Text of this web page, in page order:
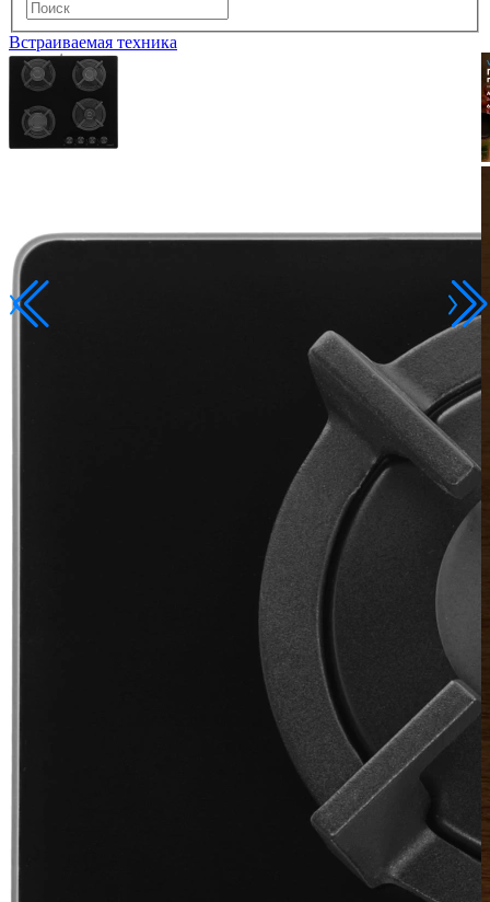
Встраиваемая техника